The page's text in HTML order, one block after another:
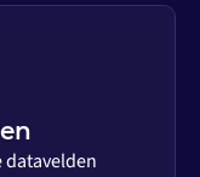
datavelden